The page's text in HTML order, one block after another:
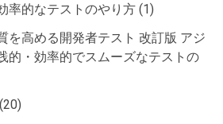
率的なテストのやり方 (1)
を高める開発者テスト 改訂版 アジ
的・効率的でスムーズなテストの